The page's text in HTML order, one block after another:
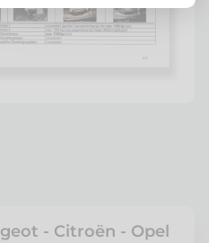
- Citroën - Opel